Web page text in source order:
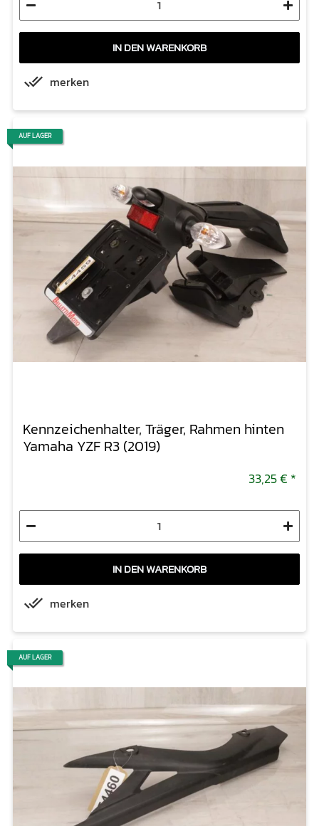
IN DEN WARENKORB
merken
AUF LAGER
Kennzeichenhalter, Träger, Rahmen hinten
Yamaha YZF R3 (2019)
33,25 € *
IN DEN WARENKORB
merken
AUF LAGER